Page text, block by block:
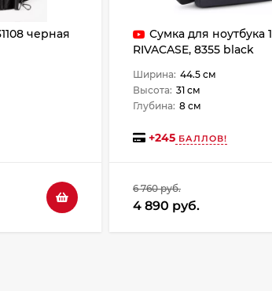
черная
Сумка для ноутбука
RIVACASE, 8355 black
Ширина: 44.5 см
Высота: 31 см
Глубина: 8 см
+245 БАЛЛОВ!
6 760 руб.
4 890 руб.